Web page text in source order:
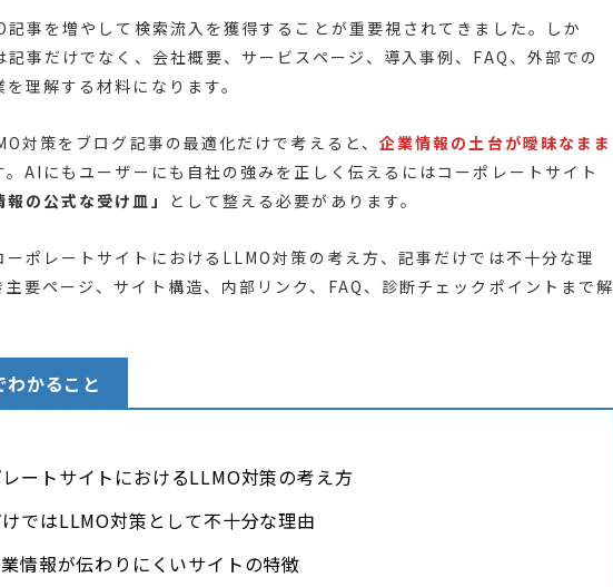
記事を増やして検索流入を獲得することが重要視されてきました。しか
事だけでなく、会社概要、サービスページ、導入事例、FAQ、外部での
理解する材料になります。
対策をブログ記事の最適化だけで考えると、 企業情報の土台が曖昧なまま
。AIにもユーザーにも自社の強みを正しく伝えるにはコーポレートサイト
の公式な受け皿」
として整える必要があります。
ーポレートサイトにおけるLLMO対策の考え方、記事だけでは不十分な理
主要ページ、サイト構造、内部リンク、FAQ、診断チェックポイントまで解
かること
ートサイトにおけるLLMO対策の考え方
ではLLMO対策として不十分な理由
情報が伝わりにくいサイトの特徴